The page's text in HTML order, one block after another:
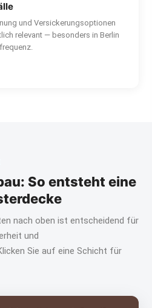
und Versickerungsoptionen
relevant — besonders in Berlin
So entsteht eine
nach oben ist entscheidend für
und
Sie auf eine Schicht für